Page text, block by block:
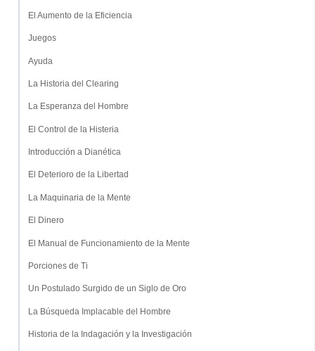
El Aumento de la Eficiencia
Juegos
Ayuda
La Historia del Clearing
La Esperanza del Hombre
El Control de la Histeria
Introducción a Dianética
El Deterioro de la Libertad
La Maquinaria de la Mente
El Dinero
El Manual de Funcionamiento de la Mente
Porciones de Ti
Un Postulado Surgido de un Siglo de Oro
La Búsqueda Implacable del Hombre
Historia de la Indagación y la Investigación